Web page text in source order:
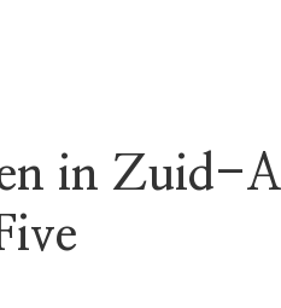
in Zuid-